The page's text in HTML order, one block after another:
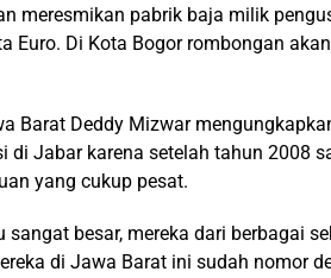
meresmikan pabrik baja milik
Euro. Di Kota Bogor rombongan
Barat Deddy Mizwar
di Jabar karena setelah tahun 2008
yang cukup pesat.
sangat besar, mereka dari berbagai
di Jawa Barat ini sudah nomor